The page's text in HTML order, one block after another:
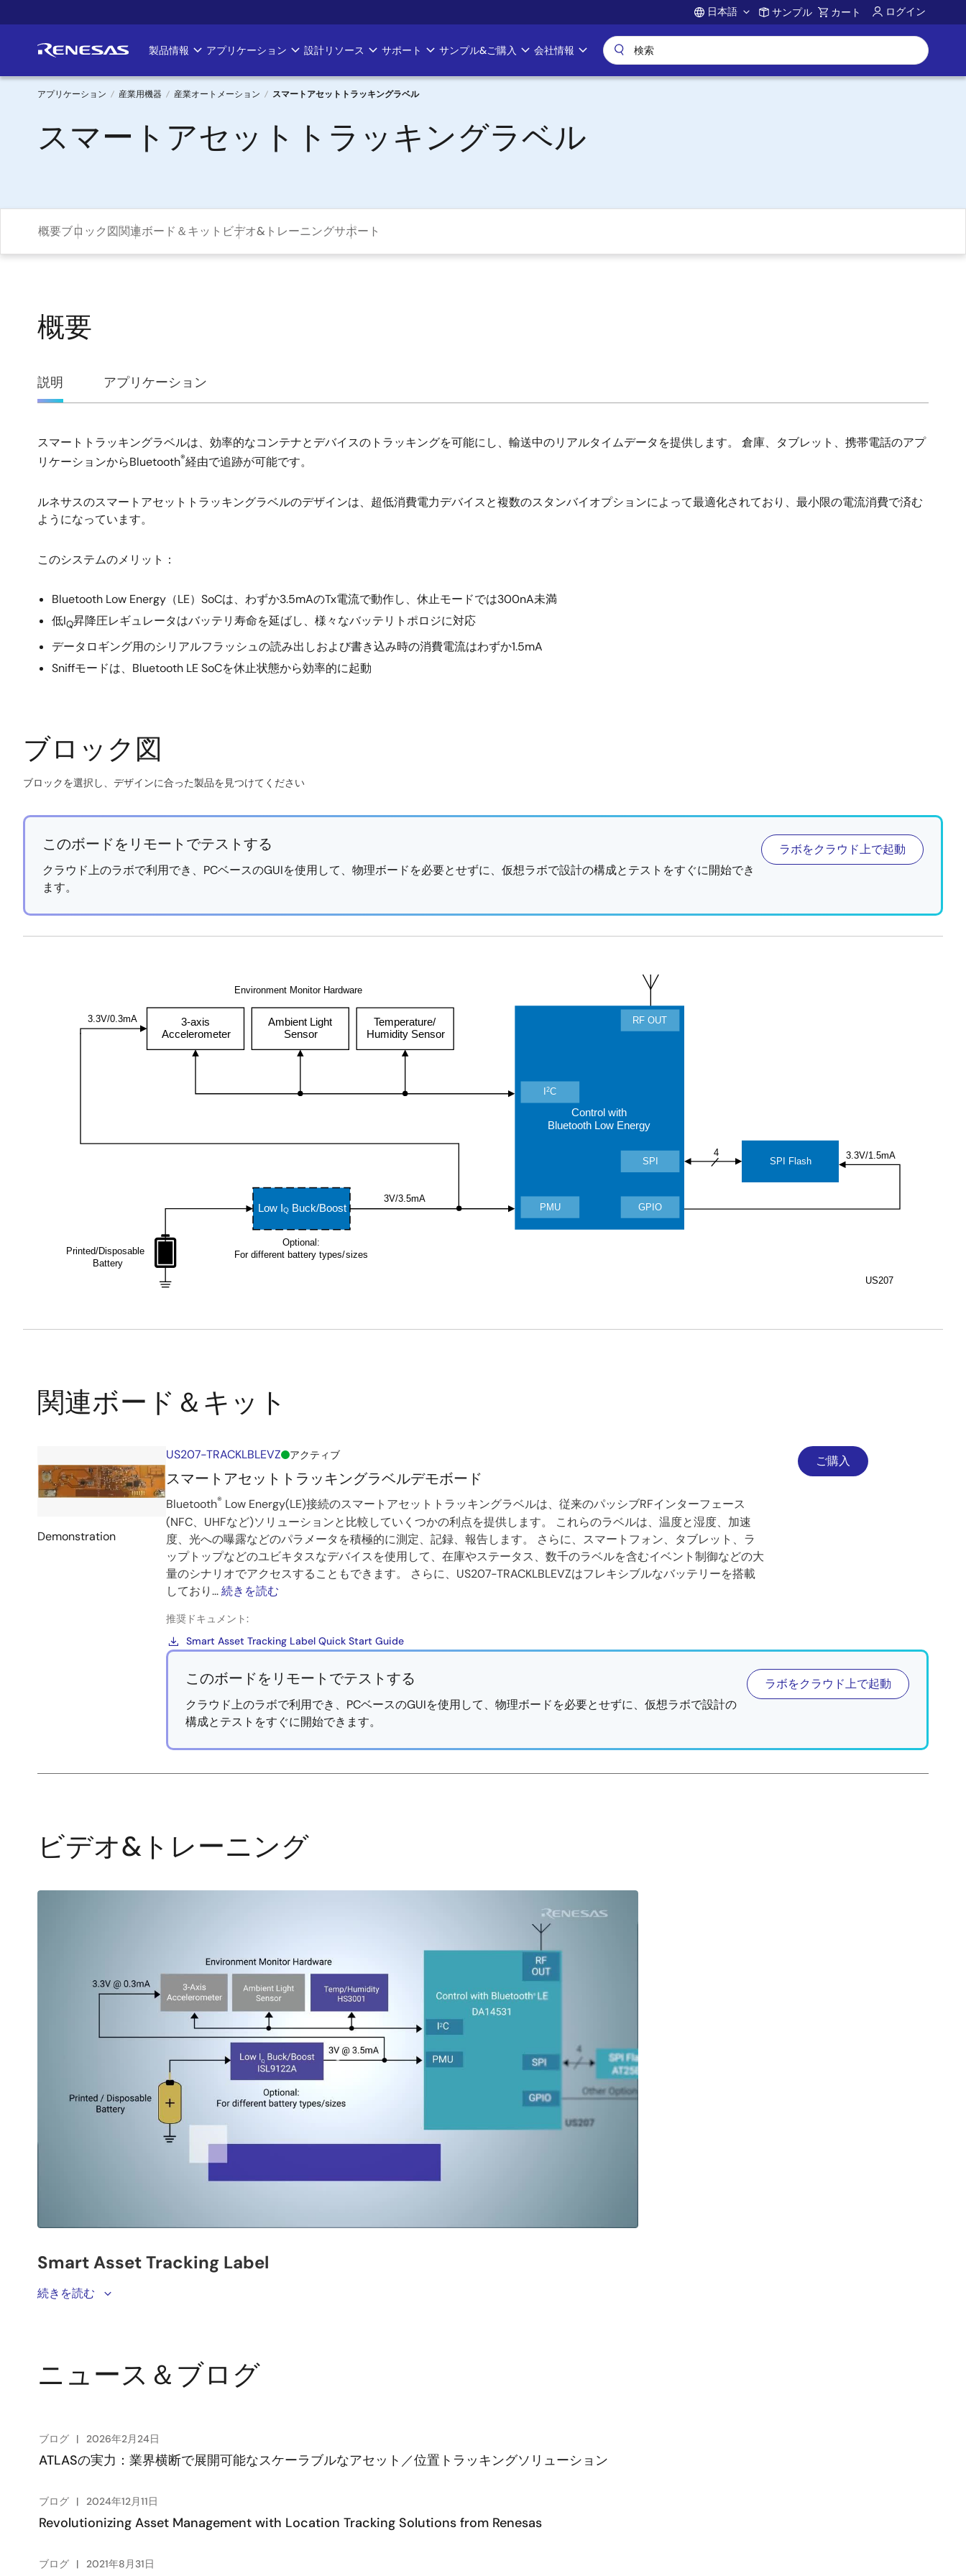
イ
ン
Account
日本語 サンプル カート ログイン
Main
navigation
製品情報 アプリケーション 設計リソース サポート サンプル&ご購入 会社情報
パ
ン
ず
アプリケーション 産業用機器 産業オートメーション スマートアセットトラッキングラベル
スマートアセットトラッキングラベル
概要ブロック図関連ボード＆キット ビデオ&トレーニングサポート
概要
概
説明 アプリケーション
説
スマートトラッキングラベルは、効率的なコンテナとデバイスのトラッキングを可能にし、輸送中のリアルタイムデータを提供します。 倉庫、タブレット、携帯電話のアプ
リケーションからBluetooth®経由で追跡が可能です。
ルネサスのスマートアセットトラッキングラベルのデザインは、超低消費電力デバイスと複数のスタンバイオプションによって最適化されており、最小限の電流消費で済む
ようになっています。
このシステムのメリット：
Bluetooth Low Energy（LE）SoCは、わずか3.5mAのTx電流で動作し、休止モードでは300nA未満
低IQ昇降圧レギュレータはバッテリ寿命を延ばし、様々なバッテリトポロジに対応
データロギング用のシリアルフラッシュの読み出しおよび書き込み時の消費電流はわずか1.5mA
Sniffモードは、Bluetooth LE SoCを休止状態から効率的に起動
ブロック図
ブロックを選択し、デザインに合った製品を見つけてください
interactive
diagram
このボードをリモートでテストする
クラウド上のラボで利用でき、PCベースのGUIを使用して、物理ボードを必要とせずに、仮想ラボで設計の構成とテストをすぐに開始でき
ます。
ラボをクラウド上で起動
US207
Low IQ Buck/Boost
3-axis
Accelerometer
Ambient Light
Sensor
Temperature/
Humidity Sensor
SPI Flash
Environment Monitor Hardware
3.3V/0.3mA
Printed/Disposable
Battery
Optional:
For different battery types/sizes
3.3V/1.5mA
4
3V/3.5mA
Control with
Bluetooth Low Energy
I2C
PMU
RF OUT
SPI
GPIO
関連ボード＆キット
Demonstration
US207-TRACKLBLEVZ アクティブ
スマートアセットトラッキングラベルデモボード
Bluetooth® Low Energy(LE)接続のスマートアセットトラッキングラベルは、従来のパッシブRFインターフェース
(NFC、UHFなど)ソリューションと比較していくつかの利点を提供します。 これらのラベルは、温度と湿度、加速
度、光への曝露などのパラメータを積極的に測定、記録、報告します。 さらに、スマートフォン、タブレット、ラ
ップトップなどのユビキタスなデバイスを使用して、在庫やステータス、数千のラベルを含むイベント制御などの大
量のシナリオでアクセスすることもできます。 さらに、US207-TRACKLBLEVZはフレキシブルなバッテリーを搭載
しており...続きを読む
推奨ドキュメント:
Smart Asset Tracking Label Quick Start Guide
このボードをリモートでテストする
クラウド上のラボで利用でき、PCベースのGUIを使用して、物理ボードを必要とせずに、仮想ラボで設計の
構成とテストをすぐに開始できます。
ラボをクラウド上で起動
ご購入
ビデオ&トレーニング
Renesas’smart asset tracking label
続きを読む
ニュース＆ブログ
ブログ 2026年2月24日
ATLASの実力：業界横断で展開可能なスケーラブルなアセット／位置トラッキングソリューション
ブログ 2024年12月11日
Revolutionizing Asset Management with Location Tracking Solutions from Renesas
ブログ 2021年8月31日